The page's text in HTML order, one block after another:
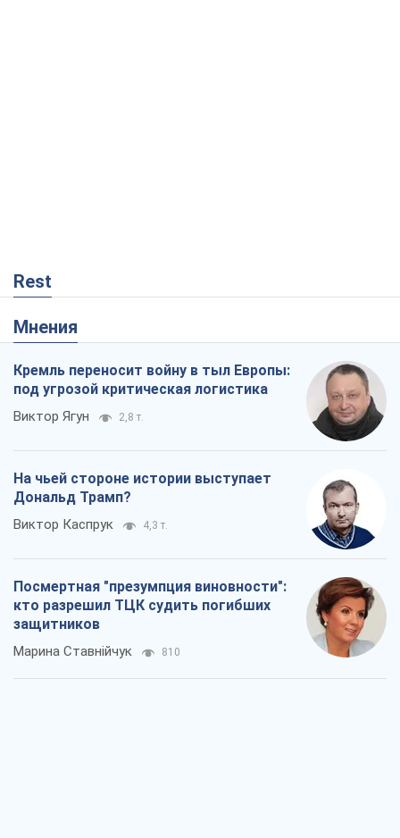
Rest
Мнения
Кремль переносит войну в тыл Европы:
под угрозой критическая логистика
Виктор Ягун 2,8 т.
На чьей стороне истории выступает
Дональд Трамп?
Виктор Каспрук 4,3 т.
Посмертная "презумпция виновности":
кто разрешил ТЦК судить погибших
защитников
Марина Ставнійчук 810